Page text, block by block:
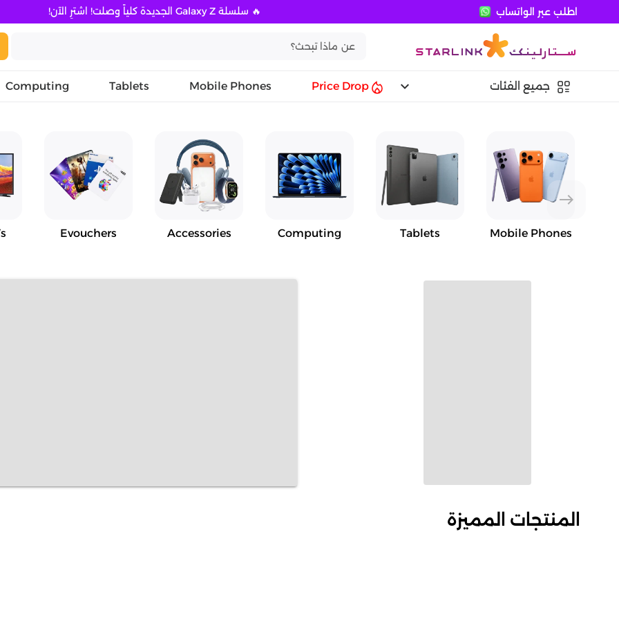
اطلب عبر الواتساب 🔥 سلسلة Galaxy Z الجديدة كلياً وصلت! اشترِ الآن!
جميع الفئات keyboard_arrow_down
Price Drop
Mobile Phones
Tablets
Computing
east
Mobile Phones
Tablets
Computing
Accessories
Evouchers
المنتجات المميزة